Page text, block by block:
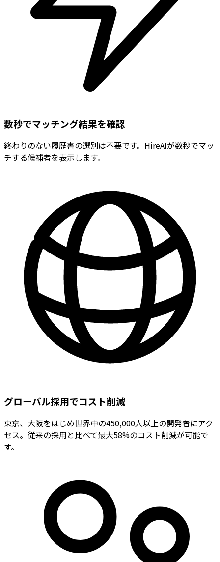
数秒でマッチング結果を確認
終わりのない履歴書の選別は不要です。HireAIが数秒でマッ
チする候補者を表示します。
グローバル採用でコスト削減
東京、大阪をはじめ世界中の450,000人以上の開発者にアク
セス。従来の採用と比べて最大58%のコスト削減が可能で
す。